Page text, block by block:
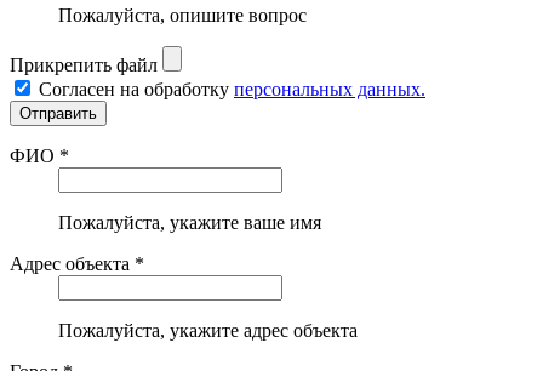
Пожалуйста, опишите вопрос
Прикрепить файл
Согласен на обработку персональных данных.
ФИО *
Пожалуйста, укажите ваше имя
Адрес объекта *
Пожалуйста, укажите адрес объекта